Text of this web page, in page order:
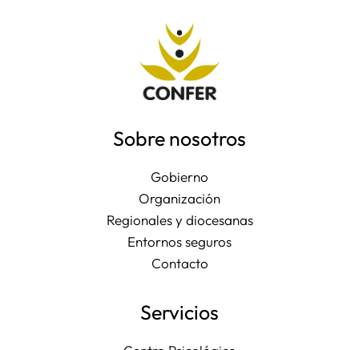
Sobre nosotros
Gobierno
Organización
Regionales y diocesanas
Entornos seguros
Contacto
Servicios